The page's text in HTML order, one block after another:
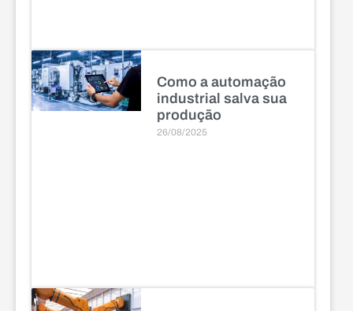
Como a automação
industrial salva sua
produção
26/08/2025